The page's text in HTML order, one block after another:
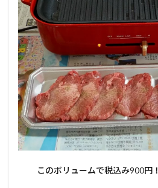
手入
れが
簡
単。
3.2
何と
も言
えな
いち
ょう
ど良
いサ
イズ
3.3
このボリュームで税込み900円！